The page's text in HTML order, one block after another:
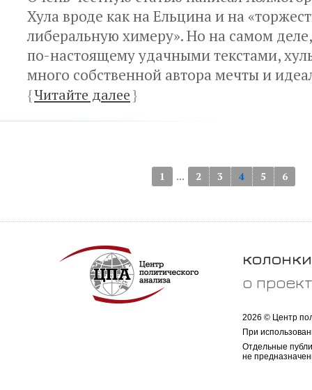
Хула вроде как на Ельцина и на
либеральную химеру». Но на самом
по-настоящему удачными текстами,
много собственной автора мечты и
{Читайте далее}
1 ... 2 3 4 5 6
колонки
о
2026 © Центр
При
Отдельные
не